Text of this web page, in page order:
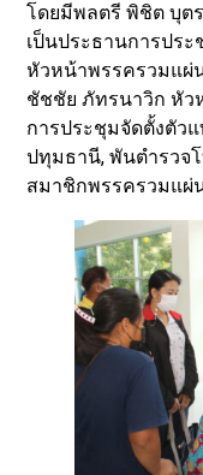
โดยมีพลตรี พิชิต บุต
เป็นประธานการปร
หัวหน้าพรรครวมแผ่
ชัชชัย ภัทรนาวิก หัว
การประชุมจัดตั้งตัว
ปทุมธานี, พันตำรวจ
สมาชิกพรรครวมแผ่